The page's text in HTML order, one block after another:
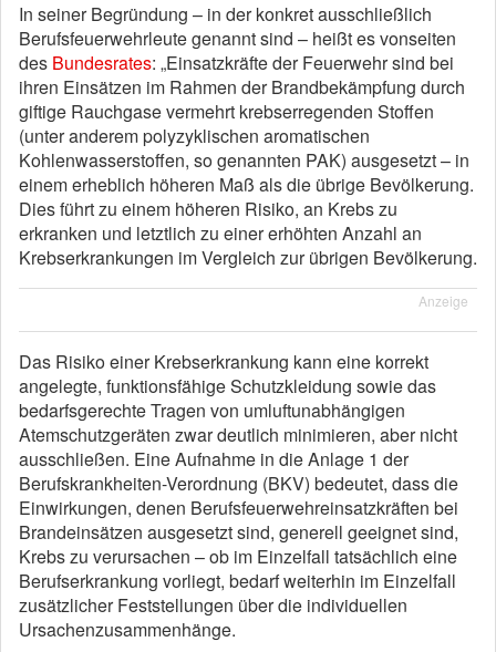
In seiner Begründung – in der konkret ausschließlich
Berufsfeuerwehrleute genannt sind – heißt es vonseiten
des Bundesrates: „Einsatzkräfte der Feuerwehr sind bei
ihren Einsätzen im Rahmen der Brandbekämpfung durch
giftige Rauchgase vermehrt krebserregenden Stoffen
(unter anderem polyzyklischen aromatischen
Kohlenwasserstoffen, so genannten PAK) ausgesetzt – in
einem erheblich höheren Maß als die übrige Bevölkerung.
Dies führt zu einem höheren Risiko, an Krebs zu
erkranken und letztlich zu einer erhöhten Anzahl an
Krebserkrankungen im Vergleich zur übrigen Bevölkerung.
Anzeige
Das Risiko einer Krebserkrankung kann eine korrekt
angelegte, funktionsfähige Schutzkleidung sowie das
bedarfsgerechte Tragen von umluftunabhängigen
Atemschutzgeräten zwar deutlich minimieren, aber nicht
ausschließen. Eine Aufnahme in die Anlage 1 der
Berufskrankheiten-Verordnung (BKV) bedeutet, dass die
Einwirkungen, denen Berufsfeuerwehreinsatzkräften bei
Brandeinsätzen ausgesetzt sind, generell geeignet sind,
Krebs zu verursachen – ob im Einzelfall tatsächlich eine
Berufserkrankung vorliegt, bedarf weiterhin im Einzelfall
zusätzlicher Feststellungen über die individuellen
Ursachenzusammenhänge.